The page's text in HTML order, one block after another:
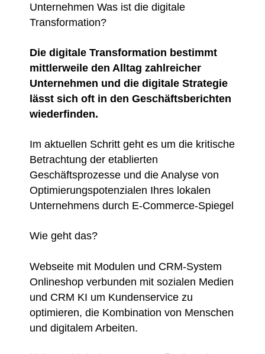
Unternehmen Was ist die digitale
Transformation?
Die digitale Transformation bestimmt
mittlerweile den Alltag zahlreicher
Unternehmen und die digitale Strategie
lässt sich oft in den Geschäftsberichten
wiederfinden.
Im aktuellen Schritt geht es um die kritische
Betrachtung der etablierten
Geschäftsprozesse und die Analyse von
Optimierungspotenzialen Ihres lokalen
Unternehmens durch E-Commerce-Spiegel
Wie geht das?
Webseite mit Modulen und CRM-System
Onlineshop verbunden mit sozialen Medien
und CRM KI um Kundenservice zu
optimieren, die Kombination von Menschen
und digitalem Arbeiten.